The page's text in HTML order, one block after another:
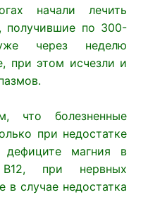
начали лечить
получившие по 300-
через неделю
при этом исчезли и
что болезненные
при недостатке
магния в
B12, при нервных
в случае недостатка